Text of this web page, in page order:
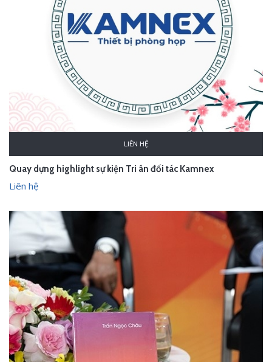
LIÊN HỆ
Quay dựng highlight sự kiện Tri ân đối tác Kamnex
Liên hệ